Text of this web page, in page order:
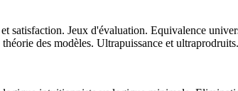
Jeux d'évaluation. Equivalence
des modèles. Ultrapuissance et